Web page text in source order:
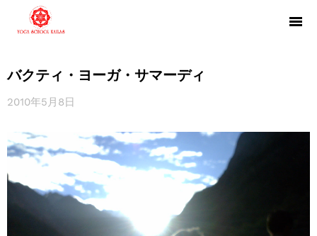
バクティ・ヨーガ・サマーディ
2010年5月8日